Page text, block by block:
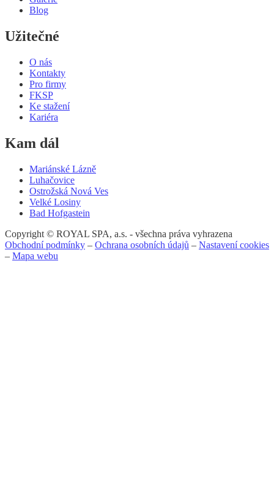
Blog
Užitečné
O nás
Kontakty
Pro firmy
FKSP
Ke stažení
Kariéra
Kam dál
Mariánské Lázně
Luhačovice
Ostrožská Nová Ves
Velké Losiny
Bad Hofgastein
Copyright © ROYAL SPA, a.s. - všechna práva vyhrazena
Obchodní podmínky – Ochrana osobních údajů – Nastavení cookies
– Mapa webu